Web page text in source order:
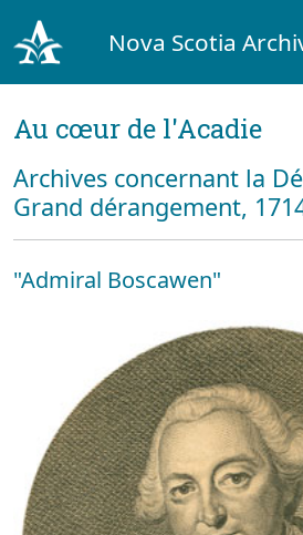
Nova Scotia
Au cœur de l'Acadie
Archives concernant la
Grand dérangement,
"Admiral Boscawen"